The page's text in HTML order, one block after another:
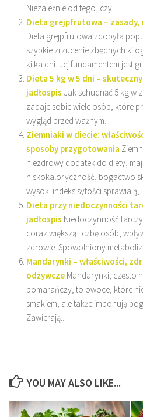
Niezależnie od tego, czy...
Dieta grejpfrutowa –
Dieta grejpfrutowa zdobyła
szybkie zrzucenie zbędnych
kilka dni. Jej fundamentem jest
Dieta 5 kg w 5 dni –
jadłospis Jak schudnąć 5 kg w
zadaje sobie wiele osób, które
wygląd przed ważnym...
Ziemniaki w diecie:
sposoby przygotowania
niezdrowy dodatek do diety,
niskokaloryczność, bogactwo
wysoki indeks sytości
Dieta przy niedoczynności
jadłospis Niedoczynność
coraz większą liczbę osób,
zdrowie. Spowolniony
Mandarynki – właściwości,
odżywcze Mandarynki, często
pomarańczy, to owoce, które
smakiem, ale także imponują
Zawierają...
YOU MAY ALSO LIKE...